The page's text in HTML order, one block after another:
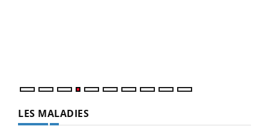
LES MALADIES